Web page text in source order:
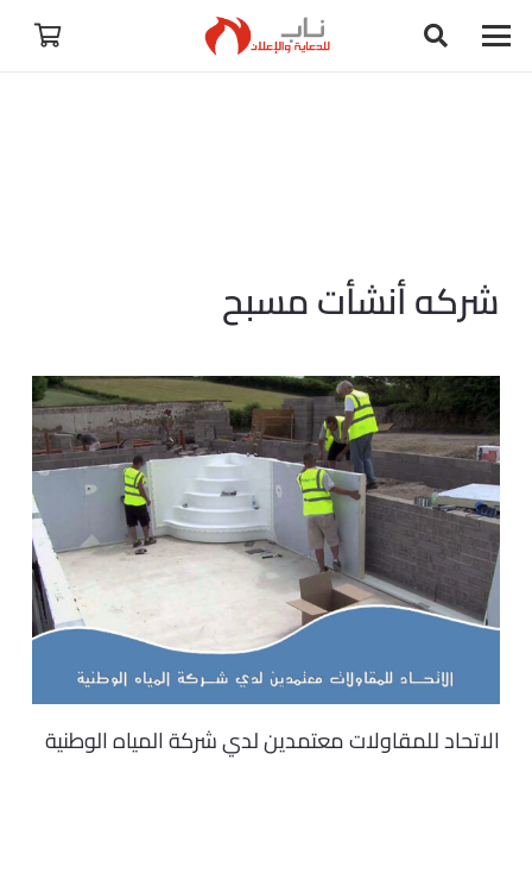
شركه أنشأت مسبح
الاتحاد للمقاولات معتمدين لدي شركة المياه الوطنية